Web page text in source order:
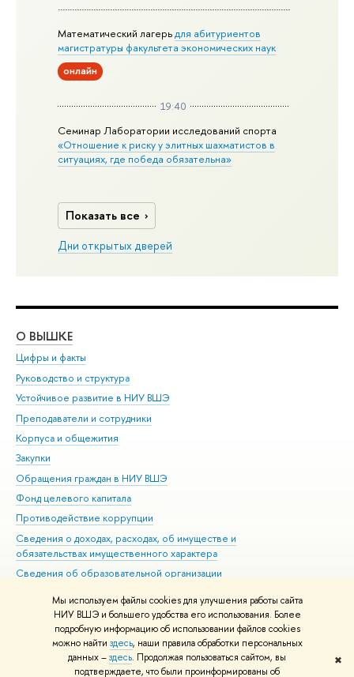
Мы используем файлы cookies для улучшения работы сайта
НИУ ВШЭ и большего удобства его использования. Более
подробную информацию об использовании файлов cookies
можно найти здесь, наши правила обработки персональных
данных –здесь. Продолжая пользоваться сайтом, вы
подтверждаете, что были проинформированы об
✖
Математический лагерьдля абитуриентов
магистратуры факультета экономических наук
онлайн
19:40
Семинар Лаборатории исследований спорта
«Отношение к риску у элитных шахматистов в
ситуациях, где победа обязательна»
Показать все
Дни открытых дверей
О ВЫШКЕ
Цифры и факты
Руководство и структура
Устойчивое развитие в НИУ ВШЭ
Преподаватели и сотрудники
Корпуса и общежития
Закупки
Обращения граждан в НИУ ВШЭ
Фонд целевого капитала
Противодействие коррупции
Сведения о доходах, расходах, об имуществе и
обязательствах имущественного характера
Сведения об образовательной организации
Людям с ограниченными возможностями здоровья
Единая платежная страница
Работа в Вышке